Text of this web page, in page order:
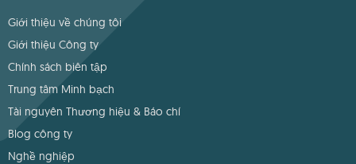
Giới thiệu về chúng tôi
Giới thiệu Công ty
Chính sách biên tập
Trung tâm Minh bạch
Tài nguyên Thương hiệu & Báo chí
Blog công ty
Nghề nghiệp